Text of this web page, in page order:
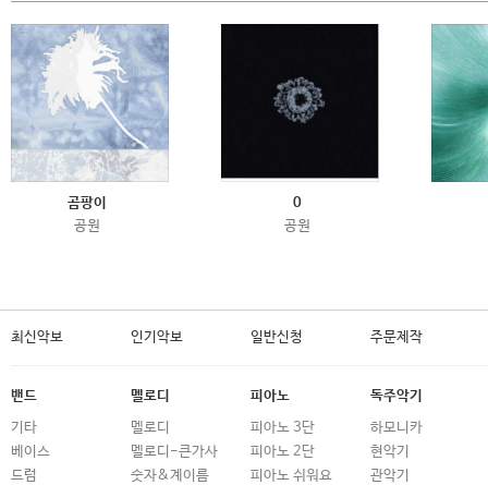
곰팡이
공원
0
공원
최신악보 인기악보 일반신청 주문제작
밴드
기타
베이스
드럼
멜로디
멜로디
멜로디-큰가사
숫자&계이름
피아노
피아노 3단
피아노 2단
피아노 쉬워요
독주악기
하모니카
현악기
관악기